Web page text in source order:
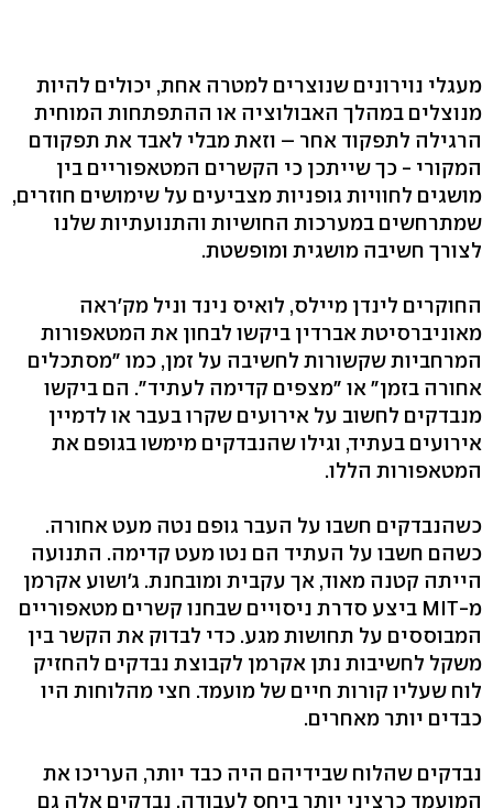
מעגלי נוירונים שנוצרים למטרה אחת, יכולים להיות
מנוצלים במהלך האבולוציה או ההתפתחות המוחית
הרגילה לתפקוד אחר – וזאת מבלי לאבד את תפקודם
המקורי - כך שייתכן כי הקשרים המטאפוריים בין
מושגים לחוויות גופניות מצביעים על שימושים חוזרים,
שמתרחשים במערכות החושיות והתנועתיות שלנו
לצורך חשיבה מושגית ומופשטת.
החוקרים לינדן מיילס, לואיס נינד וניל מק'ראה
מאוניברסיטת אברדין ביקשו לבחון את המטאפורות
המרחביות שקשורות לחשיבה על זמן, כמו "מסתכלים
אחורה בזמן" או "מצפים קדימה לעתיד". הם ביקשו
מנבדקים לחשוב על אירועים שקרו בעבר או לדמיין
אירועים בעתיד, וגילו שהנבדקים מימשו בגופם את
המטאפורות הללו.
כשהנבדקים חשבו על העבר גופם נטה מעט אחורה.
כשהם חשבו על העתיד הם נטו מעט קדימה. התנועה
הייתה קטנה מאוד, אך עקבית ומובחנת. ג'ושוע אקרמן
מ-MIT ביצע סדרת ניסויים שבחנו קשרים מטאפוריים
המבוססים על תחושות מגע. כדי לבדוק את הקשר בין
משקל לחשיבות נתן אקרמן לקבוצת נבדקים להחזיק
לוח שעליו קורות חיים של מועמד. חצי מהלוחות היו
כבדים יותר מאחרים.
נבדקים שהלוח שבידיהם היה כבד יותר, העריכו את
המועמד כרציני יותר ביחס לעבודה. נבדקים אלה גם